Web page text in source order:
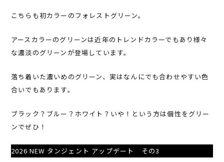
こちらも初カラーのフォレストグリーン。
アースカラーのグリーンは近年のトレンドカラーでもあり様々
な濃淡のグリーンが登場しています。
落ち着いた濃いめのグリーン、実はなんにでも合わせやすい色
合いでもあります。
ブラック？ブルー？ホワイト？いや！という方は個性をグリー
ンでぜひ！
2026 NEW タンジェント アップデート その3